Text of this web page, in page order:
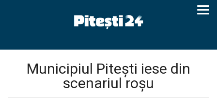
Municipiul Pitești iese din
scenariul roșu